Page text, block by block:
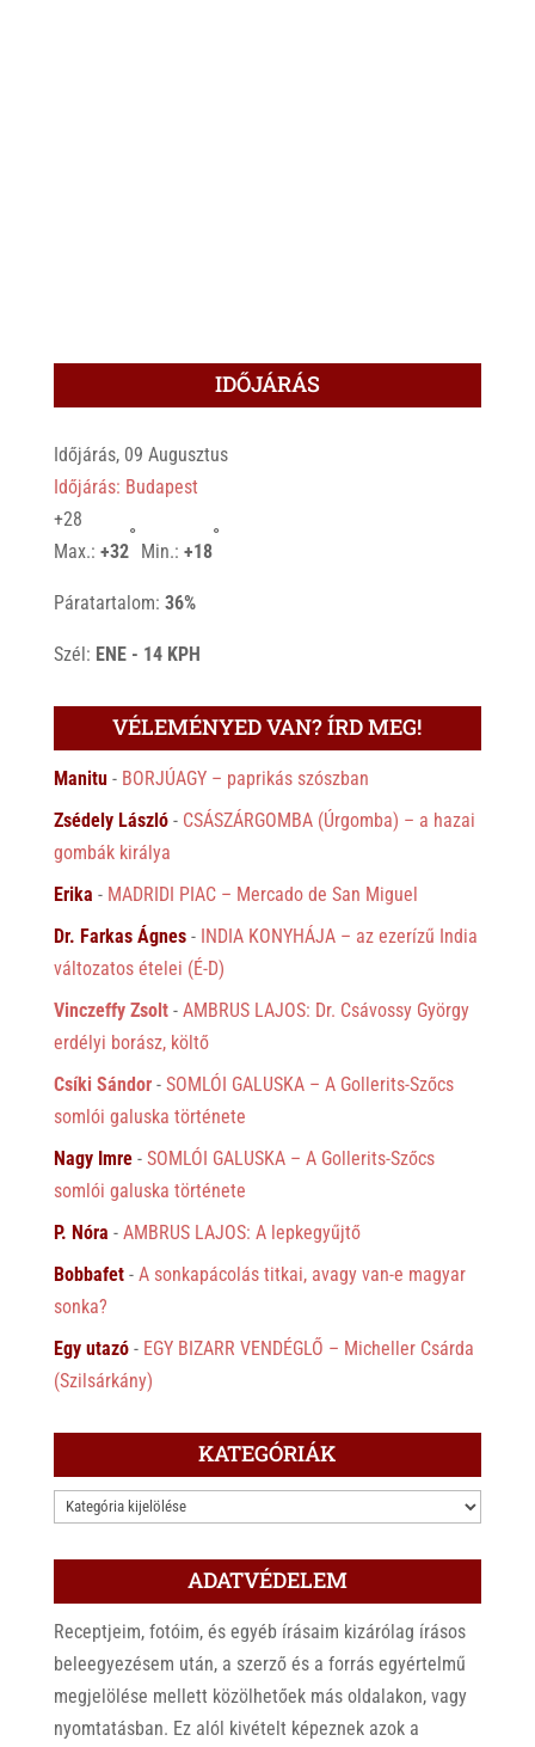
IDŐJÁRÁS
Időjárás, 09 Augusztus
Időjárás: Budapest
+28
Max.: +32
°
Min.: +18
°
Páratartalom: 36%
Szél: ENE - 14 KPH
VÉLEMÉNYED VAN? ÍRD MEG!
Manitu- BORJÚAGY – paprikás szószban
Zsédely László- CSÁSZÁRGOMBA (Úrgomba) – a hazai
gombák királya
Erika - MADRIDI PIAC – Mercado de San Miguel
Dr. Farkas Ágnes- INDIA KONYHÁJA – az ezerízű India
változatos ételei (É-D)
Vinczeffy Zsolt- AMBRUS LAJOS: Dr. Csávossy György
erdélyi borász, költő
Csíki Sándor- SOMLÓI GALUSKA – A Gollerits-Szőcs
somlói galuska története
Nagy Imre- SOMLÓI GALUSKA – A Gollerits-Szőcs
somlói galuska története
P. Nóra - AMBRUS LAJOS: A lepkegyűjtő
Bobbafet- A sonkapácolás titkai, avagy van-e magyar
sonka?
Egy utazó- EGY BIZARR VENDÉGLŐ – Micheller Csárda
(Szilsárkány)
KATEGÓRIÁK
KATEGÓRIÁK
ADATVÉDELEM
Receptjeim, fotóim, és egyéb írásaim kizárólag írásos
beleegyezésem után, a szerző és a forrás egyértelmű
megjelölése mellett közölhetőek más oldalakon, vagy
nyomtatásban. Ez alól kivételt képeznek azok a